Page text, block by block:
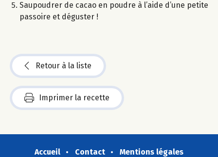
Saupoudrer de cacao en poudre à l’aide d’une petite
passoire et déguster !
Retour à la liste
Imprimer la recette
Accueil Contact
Mentions légales